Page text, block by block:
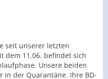
seit unserer letzten
dem 11.06. befindet sich
Unsere beiden
in der Quarantäne. Ihre BD-